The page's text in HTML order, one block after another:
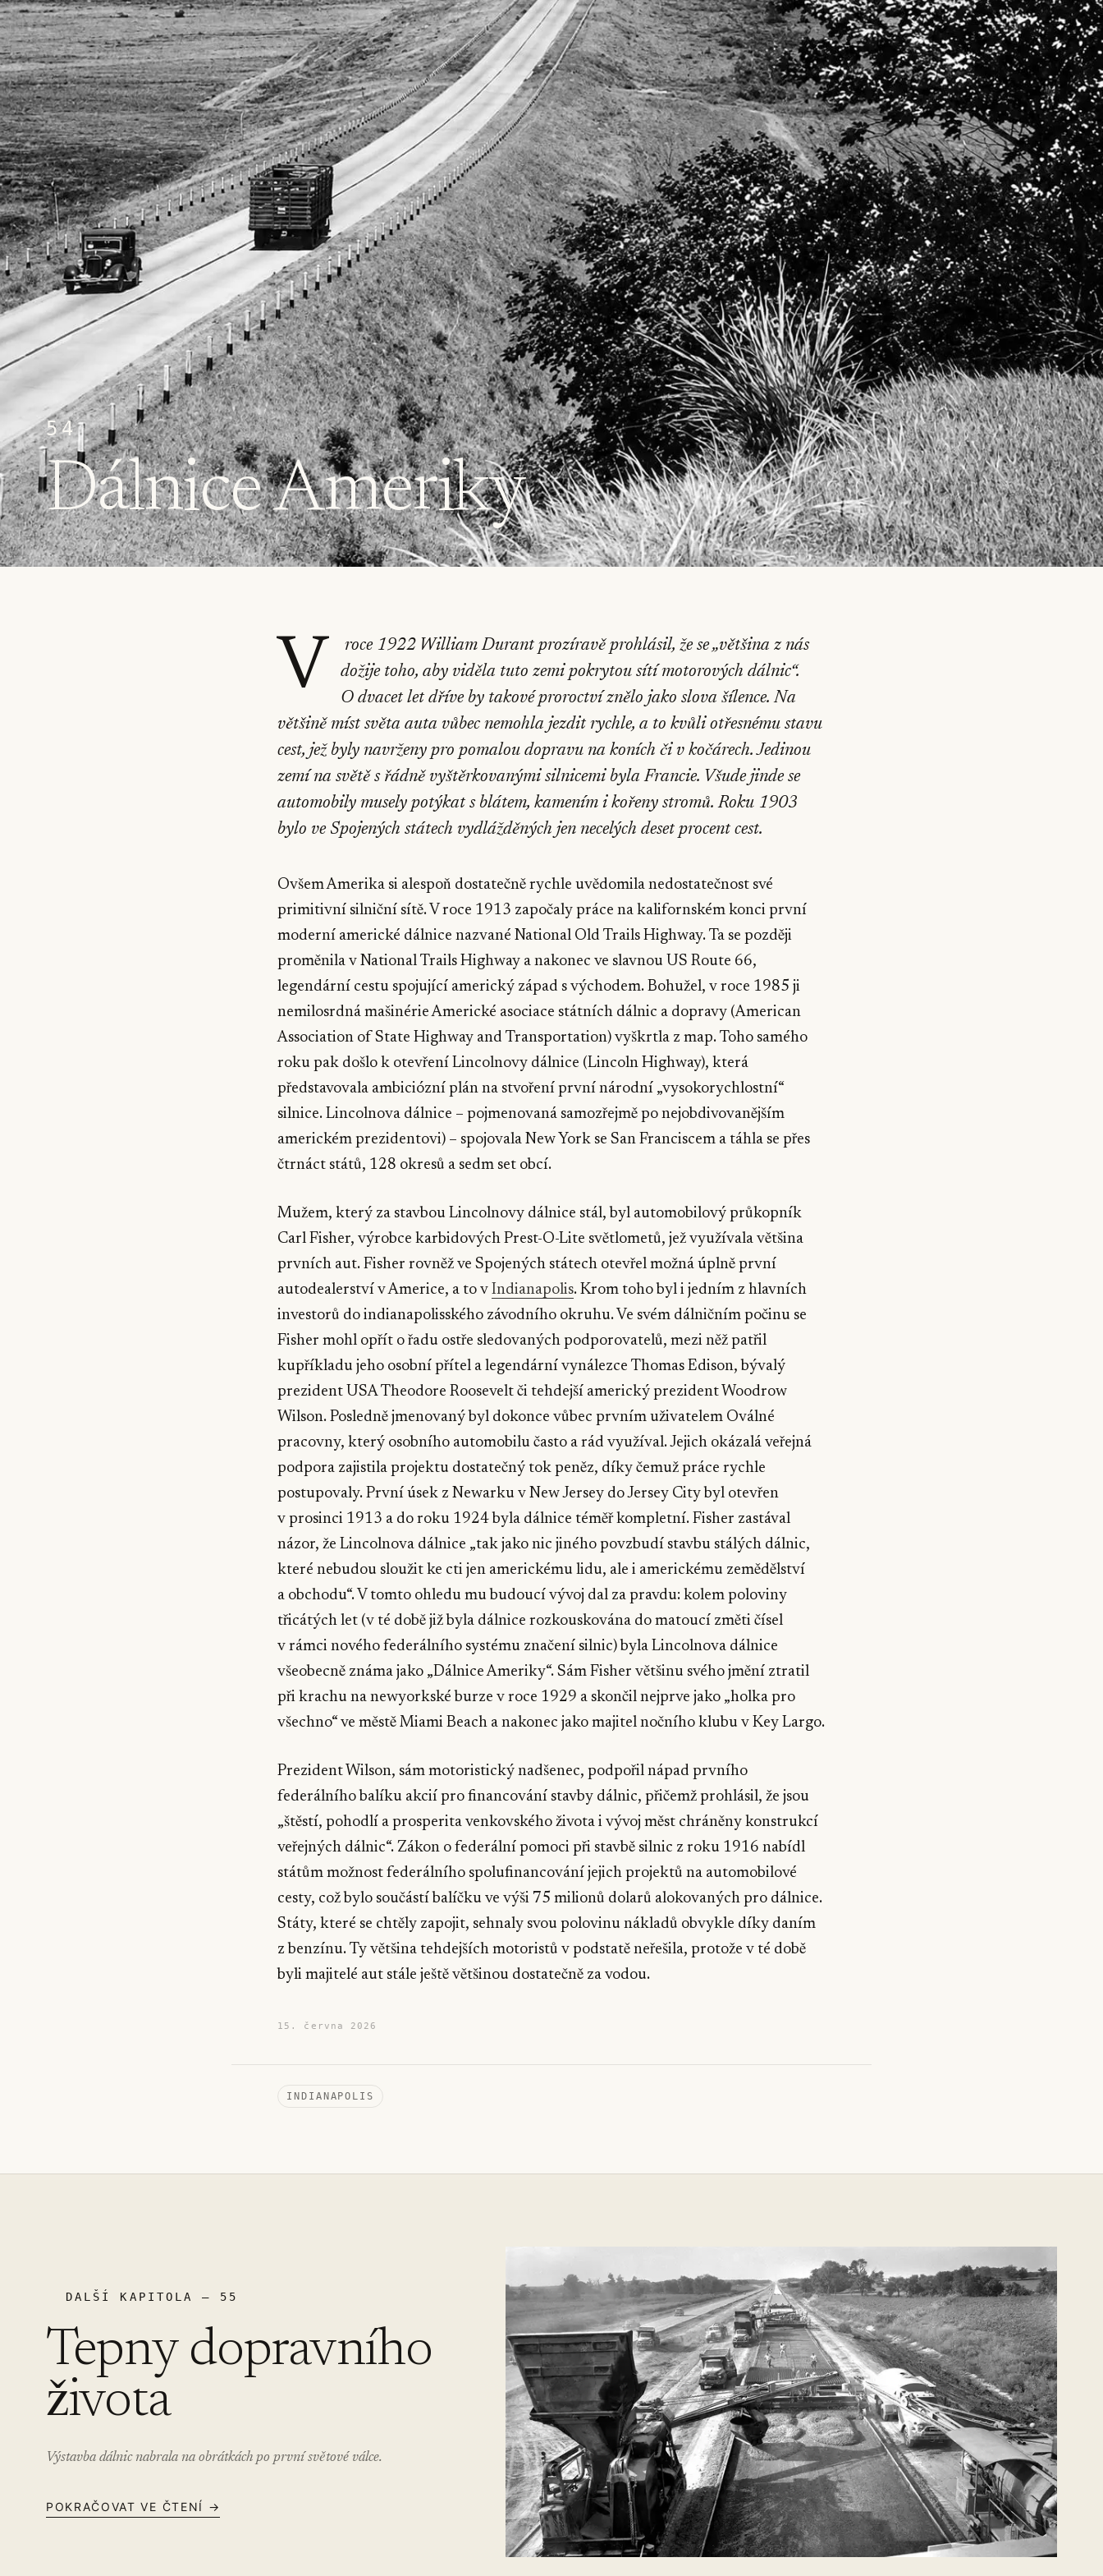
54
Dálnice Ameriky
V
roce 1922 William Durant prozíravě prohlásil, že se „většina z nás
dožije toho, aby viděla tuto zemi pokrytou sítí motorových dálnic“.
O dvacet let dříve by takové proroctví znělo jako slova šílence. Na
většině míst světa auta vůbec nemohla jezdit rychle, a to kvůli otřesnému stavu
cest, jež byly navrženy pro pomalou dopravu na koních či v kočárech. Jedinou
zemí na světě s řádně vyštěrkovanými silnicemi byla Francie. Všude jinde se
automobily musely potýkat s blátem, kamením i kořeny stromů. Roku 1903
bylo ve Spojených státech vydlážděných jen necelých deset procent cest.
Ovšem Amerika si alespoň dostatečně rychle uvědomila nedostatečnost své
primitivní silniční sítě. V roce 1913 započaly práce na kalifornském konci první
moderní americké dálnice nazvané National Old Trails Highway. Ta se později
proměnila v National Trails Highway a nakonec ve slavnou US Route 66,
legendární cestu spojující americký západ s východem. Bohužel, v roce 1985 ji
nemilosrdná mašinérie Americké asociace státních dálnic a dopravy (American
Association of State Highway and Transportation) vyškrtla z map. Toho samého
roku pak došlo k otevření Lincolnovy dálnice (Lincoln Highway), která
představovala ambiciózní plán na stvoření první národní „vysokorychlostní“
silnice. Lincolnova dálnice – pojmenovaná samozřejmě po nejobdivovanějším
americkém prezidentovi) – spojovala New York se San Franciscem a táhla se přes
čtrnáct států, 128 okresů a sedm set obcí.
Mužem, který za stavbou Lincolnovy dálnice stál, byl automobilový průkopník
Carl Fisher, výrobce karbidových Prest-O-Lite světlometů, jež využívala většina
prvních aut. Fisher rovněž ve Spojených státech otevřel možná úplně první
autodealerství v Americe, a to v Indianapolis. Krom toho byl i jedním z hlavních
investorů do indianapolisského závodního okruhu. Ve svém dálničním počinu se
Fisher mohl opřít o řadu ostře sledovaných podporovatelů, mezi něž patřil
kupříkladu jeho osobní přítel a legendární vynálezce Thomas Edison, bývalý
prezident USA Theodore Roosevelt či tehdejší americký prezident Woodrow
Wilson. Posledně jmenovaný byl dokonce vůbec prvním uživatelem Oválné
pracovny, který osobního automobilu často a rád využíval. Jejich okázalá veřejná
podpora zajistila projektu dostatečný tok peněz, díky čemuž práce rychle
postupovaly. První úsek z Newarku v New Jersey do Jersey City byl otevřen
v prosinci 1913 a do roku 1924 byla dálnice téměř kompletní. Fisher zastával
názor, že Lincolnova dálnice „tak jako nic jiného povzbudí stavbu stálých dálnic,
které nebudou sloužit ke cti jen americkému lidu, ale i americkému zemědělství
a obchodu“. V tomto ohledu mu budoucí vývoj dal za pravdu: kolem poloviny
třicátých let (v té době již byla dálnice rozkouskována do matoucí změti čísel
v rámci nového federálního systému značení silnic) byla Lincolnova dálnice
všeobecně známa jako „Dálnice Ameriky“. Sám Fisher většinu svého jmění ztratil
při krachu na newyorkské burze v roce 1929 a skončil nejprve jako „holka pro
všechno“ ve městě Miami Beach a nakonec jako majitel nočního klubu v Key Largo.
Prezident Wilson, sám motoristický nadšenec, podpořil nápad prvního
federálního balíku akcií pro financování stavby dálnic, přičemž prohlásil, že jsou
„štěstí, pohodlí a prosperita venkovského života i vývoj měst chráněny konstrukcí
veřejných dálnic“. Zákon o federální pomoci při stavbě silnic z roku 1916 nabídl
státům možnost federálního spolufinancování jejich projektů na automobilové
cesty, což bylo součástí balíčku ve výši 75 milionů dolarů alokovaných pro dálnice.
Státy, které se chtěly zapojit, sehnaly svou polovinu nákladů obvykle díky daním
z benzínu. Ty většina tehdejších motoristů v podstatě neřešila, protože v té době
byli majitelé aut stále ještě většinou dostatečně za vodou.
15. června 2026
INDIANAPOLIS
DALŠÍ KAPITOLA – 55
Tepny dopravního
života
Výstavba dálnic nabrala na obrátkách po první světové válce.
POKRAČOVAT VE ČTENÍ →